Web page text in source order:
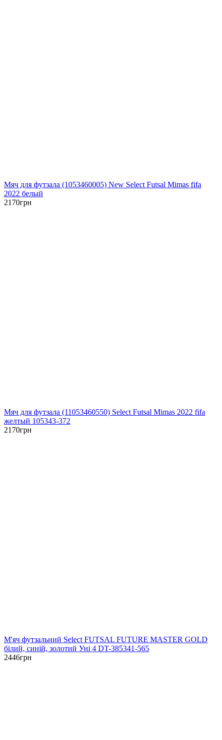
Мяч для футзала (1053460005) New Select Futsal Mimas fifa
2022 белый
2170грн
Мяч для футзала (11053460550) Select Futsal Mimas 2022 fifa
желтый 105343-372
2170грн
М'яч футзальний Select FUTSAL FUTURE MASTER GOLD
білий, синій, золотий Уні 4 DT-385341-565
2446грн